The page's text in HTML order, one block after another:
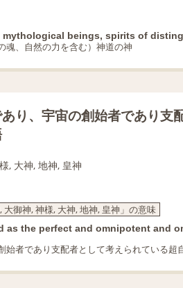
beings, spirits of
魂、自然の力を含む）神道の神
あり、宇宙の創始者であり支
, 大神, 地神, 皇神
御神, 神様, 大神, 地神, 皇神」の意味
as the perfect and omnipotent and
始者であり支配者として考えられている超